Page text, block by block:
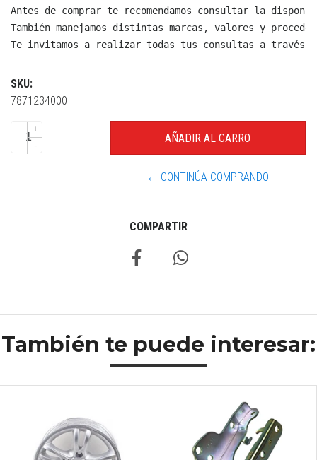
Antes de comprar te recomendamos consultar la
También manejamos distintas marcas, valores y
Te invitamos a realizar todas tus consultas a través
SKU:
7871234000
+
-
← CONTINÚA COMPRANDO
COMPARTIR
También te puede interesar: